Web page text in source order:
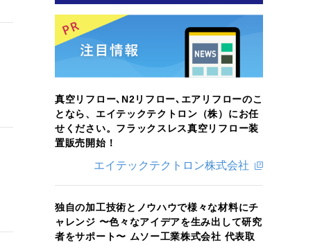
真空リフロー､N2リフロー､エアリフローのこ
となら、エイテックテクトロン（株）にお任
せください。フラックスレス真空リフロー装
置販売開始！
エイテックテクトロン株式会社
独自の加工技術とノウハウで様々な材料にチ
ャレンジ 〜色々なアイデアを生み出して研究
者をサポート〜 ムソー工業株式会社 代表取